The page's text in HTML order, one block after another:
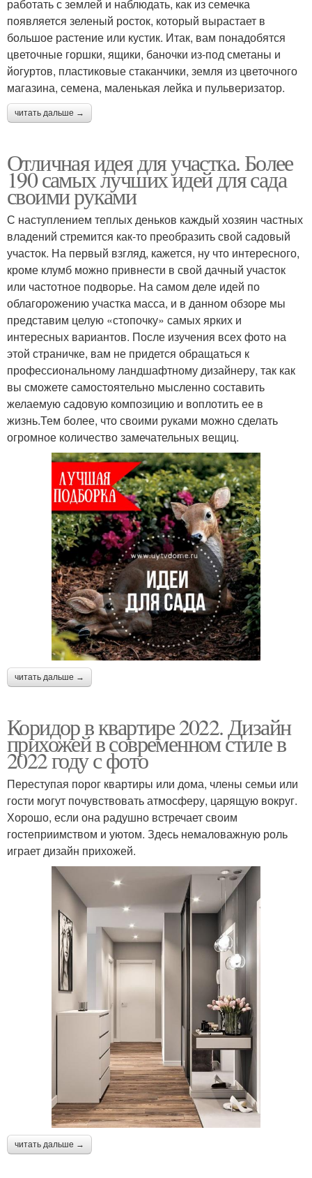
работать с землей и наблюдать, как из семечка
появляется зеленый росток, который вырастает в
большое растение или кустик. Итак, вам понадобятся
цветочные горшки, ящики, баночки из-под сметаны и
йогуртов, пластиковые стаканчики, земля из цветочного
магазина, семена, маленькая лейка и пульверизатор.
читать дальше →
Отличная идея для участка. Более
190 самых лучших идей для сада
своими руками
С наступлением теплых деньков каждый хозяин частных
владений стремится как-то преобразить свой садовый
участок. На первый взгляд, кажется, ну что интересного,
кроме клумб можно привнести в свой дачный участок
или частотное подворье. На самом деле идей по
облагорожению участка масса, и в данном обзоре мы
представим целую «стопочку» самых ярких и
интересных вариантов. После изучения всех фото на
этой страничке, вам не придется обращаться к
профессиональному ландшафтному дизайнеру, так как
вы сможете самостоятельно мысленно составить
желаемую садовую композицию и воплотить ее в
жизнь.Тем более, что своими руками можно сделать
огромное количество замечательных вещиц.
читать дальше →
Коридор в квартире 2022. Дизайн
прихожей в современном стиле в
2022 году с фото
Переступая порог квартиры или дома, члены семьи или
гости могут почувствовать атмосферу, царящую вокруг.
Хорошо, если она радушно встречает своим
гостеприимством и уютом. Здесь немаловажную роль
играет дизайн прихожей.
читать дальше →